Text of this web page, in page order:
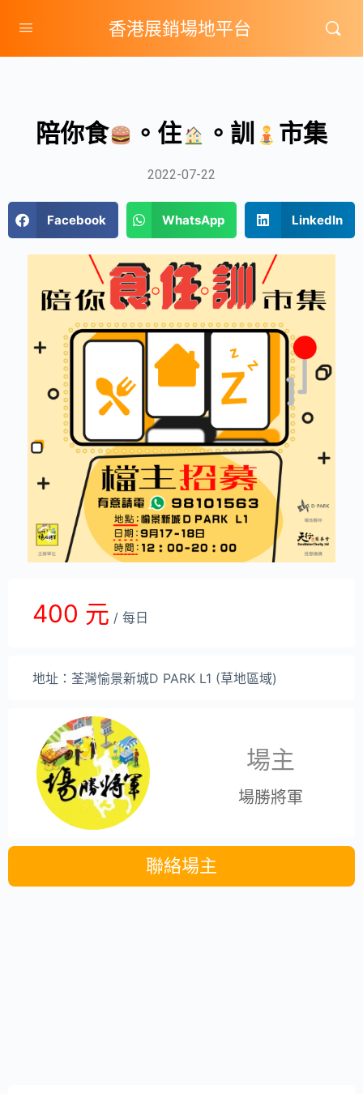
香港展銷場地平台
陪你食 。住 。訓 市集
2022-07-22
Facebook WhatsApp LinkedIn
400 元 / 每日
地址：荃灣愉景新城D PARK L1 (草地區域)
場主
場勝將軍
聯絡場主